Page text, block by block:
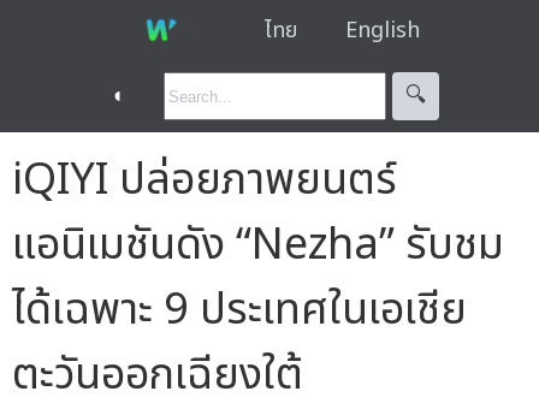
ไทย English
◐ 🔍︎
iQIYI ปล่อยภาพยนตร์
แอนิเมชันดัง “Nezha” รับชม
ได้เฉพาะ 9 ประเทศในเอเชีย
ตะวันออกเฉียงใต้